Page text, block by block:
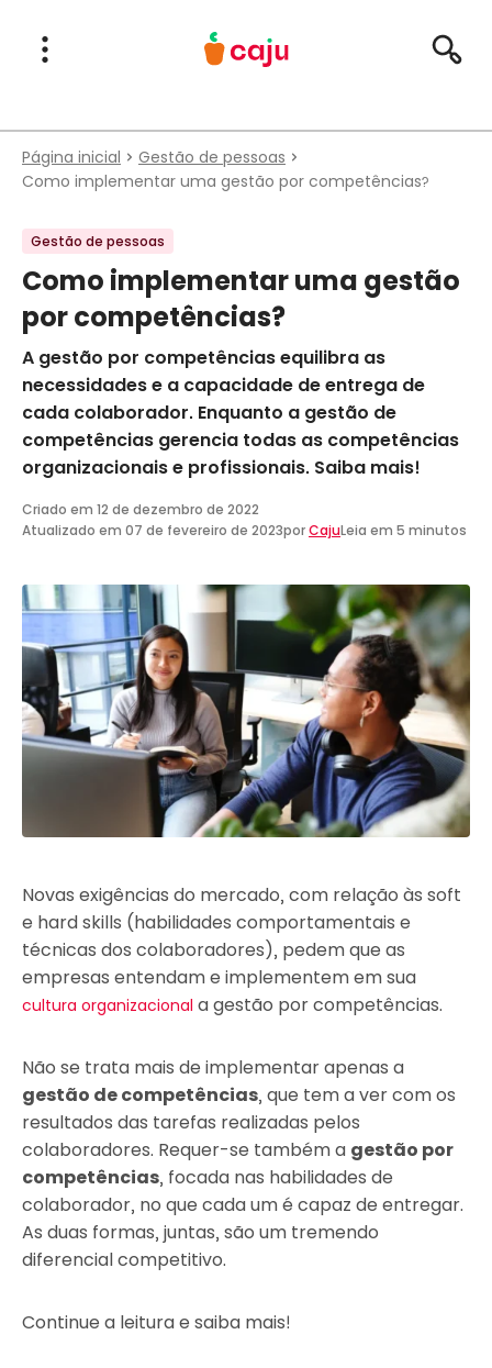
Menu Principal
Abrir Menu
Página inicial
Gestão de pessoas
Como implementar uma gestão por competências?
Gestão de pessoas
Como implementar uma gestão
por competências?
A gestão por competências equilibra as
necessidades e a capacidade de entrega de
cada colaborador. Enquanto a gestão de
competências gerencia todas as competências
organizacionais e profissionais. Saiba mais!
Criado em 12 de dezembro de 2022
Atualizado em 07 de fevereiro de 2023porCajuLeia em 5 minutos
Novas exigências do mercado, com relação às soft
e hard skills (habilidades comportamentais e
técnicas dos colaboradores), pedem que as
empresas entendam e implementem em sua
cultura organizacional a gestão por competências.
Não se trata mais de implementar apenas a
gestão de competências, que tem a ver com os
resultados das tarefas realizadas pelos
colaboradores. Requer-se também a gestão por
competências, focada nas habilidades de
colaborador, no que cada um é capaz de entregar.
As duas formas, juntas, são um tremendo
diferencial competitivo.
Continue a leitura e saiba mais!